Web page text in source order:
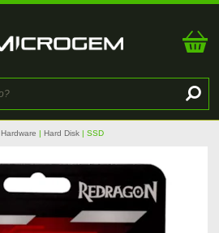
Hardware Hard Disk SSD